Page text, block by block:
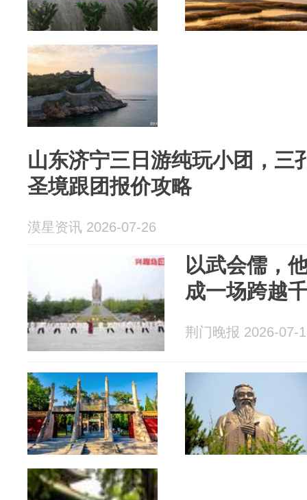
山东济宁三日游纯玩小团，三
圣境跟团报价攻略
漠星资讯 2026-07-26
以武会儒，
成一场跨越
荆门晚报 2026-07-